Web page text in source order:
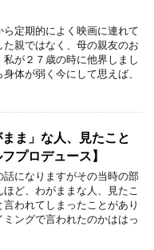
定期的によく映画に連れて
親ではなく、母の親友のお
が２７歳の時に他界しまし
体が弱く今にして思えば、
ま」な人、見たこと
プロデュース】
話になりますがその当時の部
ど、わがままな人、見たこ
われてしまったことがあり
ングで言われたのかははっ